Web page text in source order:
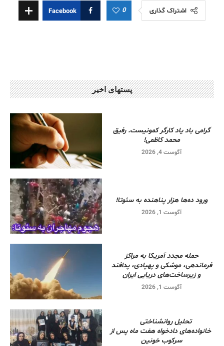
اشتراک گذاری 0
Facebook
پستهای اخیر
گرامی باد یاد کارگر کمونیست. رفیق
محمد کاظمی!
آگوست 4, 2026
ورود ده‌ها هزار پناهنده به سئوتا!
آگوست 1, 2026
حمله مجدد آمریکا به مراکز
فرماندهی، موشکی و پهپادی، پدافند
و زیرساخت‌های دریایی ایران
آگوست 1, 2026
تحلیل روانشناختی
خانواده‌های دادخواه هفت ماه پس از
سرکوب خونین